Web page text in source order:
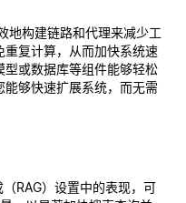
地构建链路和代理来减少工
复计算，从而加快系统速
或数据库等组件能够轻松
够快速扩展系统，而无需
RAG）设置中的表现，可